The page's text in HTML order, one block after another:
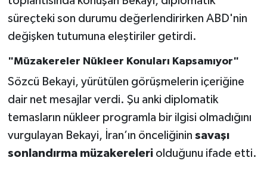
süreçteki son durumu değerlendirirken ABD'nin
değişken tutumuna eleştiriler getirdi.
"Müzakereler Nükleer Konuları Kapsamıyor"
Sözcü Bekayi, yürütülen görüşmelerin içeriğine
dair net mesajlar verdi. Şu anki diplomatik
temasların nükleer programla bir ilgisi olmadığını
vurgulayan Bekayi, İran’ın önceliğinin savaşı
sonlandırma müzakereleriolduğunu ifade etti.